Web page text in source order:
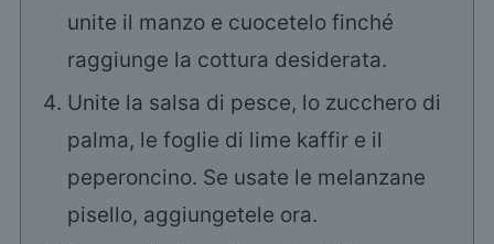
unite il manzo e cuocetelo finché
raggiunge la cottura desiderata.
Unite la salsa di pesce, lo zucchero di
palma, le foglie di lime kaffir e il
peperoncino. Se usate le melanzane
pisello, aggiungetele ora.